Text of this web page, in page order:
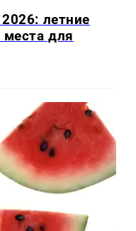
летние
для